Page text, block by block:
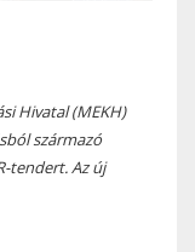
Hivatal (MEKH)
származó
tendert. Az új